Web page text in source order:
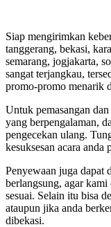
Siap mengirimkan
tanggerang, bekasi,
semarang, jogjakarta,
sangat terjangkau,
promo-promo menarik
Untuk pemasangan
yang berpengalaman,
pengecekan ulang.
kesuksesan acara anda
Penyewaan juga dapat
berlangsung, agar
sesuai. Selain itu bisa
ataupun jika anda
dibekasi.